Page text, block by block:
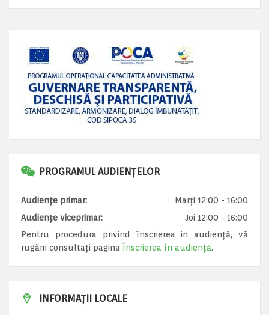
PROGRAMUL AUDIENȚELOR
Audiențe primar:
Marți 12:00 - 16:00
Audiențe viceprimar:
Joi 12:00 - 16:00
Pentru procedura privind înscrierea in audiență, vă
rugăm consultați pagina Înscrierea în audiență.
INFORMAȚII LOCALE